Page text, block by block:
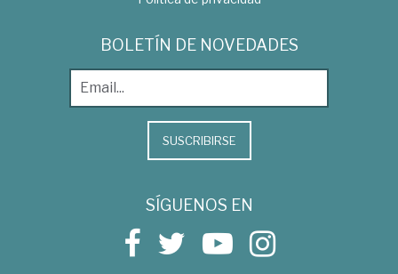
BOLETÍN DE NOVEDADES
SUSCRIBIRSE
SÍGUENOS EN